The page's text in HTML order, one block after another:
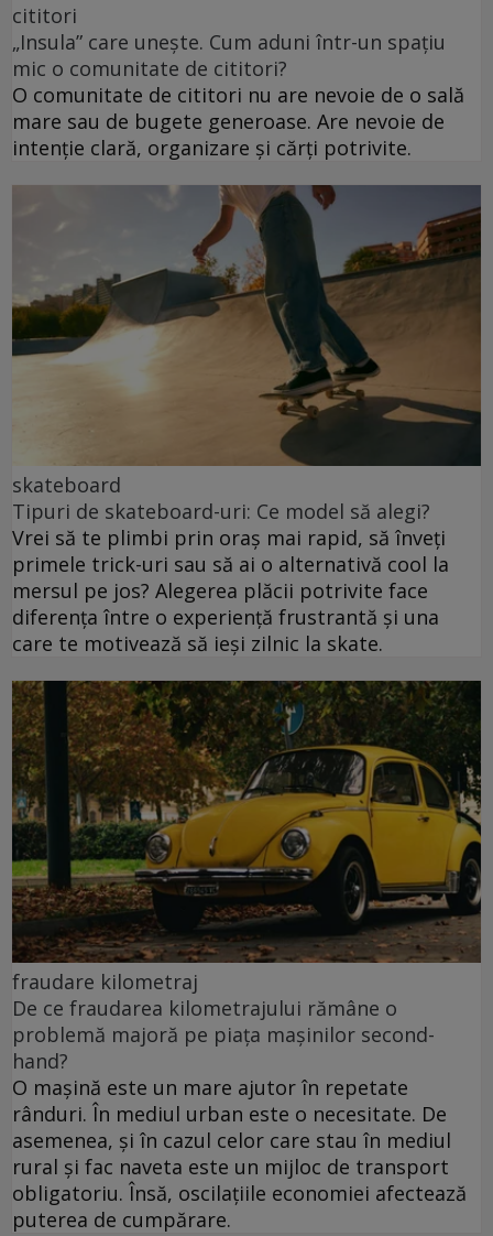
cititori
„Insula” care unește. Cum aduni într-un spațiu
mic o comunitate de cititori?
O comunitate de cititori nu are nevoie de o sală
mare sau de bugete generoase. Are nevoie de
intenție clară, organizare și cărți potrivite.
skateboard
Tipuri de skateboard-uri: Ce model să alegi?
Vrei să te plimbi prin oraș mai rapid, să înveți
primele trick-uri sau să ai o alternativă cool la
mersul pe jos? Alegerea plăcii potrivite face
diferența între o experiență frustrantă și una
care te motivează să ieși zilnic la skate.
fraudare kilometraj
De ce fraudarea kilometrajului rămâne o
problemă majoră pe piața mașinilor second-
hand?
O mașină este un mare ajutor în repetate
rânduri. În mediul urban este o necesitate. De
asemenea, și în cazul celor care stau în mediul
rural și fac naveta este un mijloc de transport
obligatoriu. Însă, oscilațiile economiei afectează
puterea de cumpărare.